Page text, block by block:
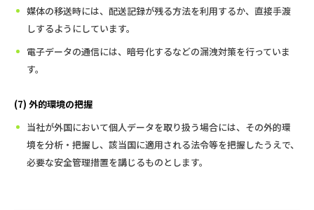
媒体の移送時には、配送記録が残る方法を利用するか、直接手渡
しするようにしています。
電子データの通信には、暗号化するなどの漏洩対策を行っていま
す。
(7) 外的環境の把握
当社が外国において個人データを取り扱う場合には、その外的環
境を分析・把握し、該当国に適用される法令等を把握したうえで、
必要な安全管理措置を講じるものとします。